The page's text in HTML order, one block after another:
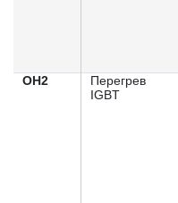
OH2
Перегрев
IGBT